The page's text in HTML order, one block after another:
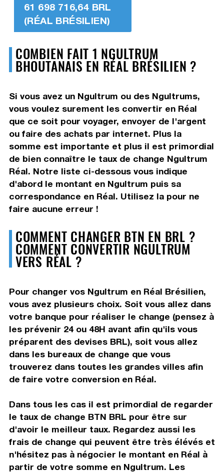
61 698 716,64 BRL
(RÉAL BRÉSILIEN)
COMBIEN FAIT 1 NGULTRUM
BHOUTANAIS EN RÉAL BRÉSILIEN ?
Si vous avez un Ngultrum ou des Ngultrums,
vous voulez surement les convertir en Réal
que ce soit pour voyager, envoyer de l'argent
ou faire des achats par internet. Plus la
somme est importante et plus il est primordial
de bien connaître le taux de change Ngultrum
Réal. Notre liste ci-dessous vous indique
d'abord le montant en Ngultrum puis sa
correspondance en Réal. Utilisez la pour ne
faire aucune erreur !
COMMENT CHANGER BTN EN BRL ?
COMMENT CONVERTIR NGULTRUM
VERS RÉAL ?
Pour changer vos Ngultrum en Réal Brésilien,
vous avez plusieurs choix. Soit vous allez dans
votre banque pour réaliser le change (pensez à
les prévenir 24 ou 48H avant afin qu'ils vous
préparent des devises BRL), soit vous allez
dans les bureaux de change que vous
trouverez dans toutes les grandes villes afin
de faire votre conversion en Réal.
Dans tous les cas il est primordial de regarder
le taux de change BTN BRL pour être sur
d'avoir le meilleur taux. Regardez aussi les
frais de change qui peuvent être très élévés et
n'hésitez pas à négocier le montant en Réal à
partir de votre somme en Ngultrum. Les